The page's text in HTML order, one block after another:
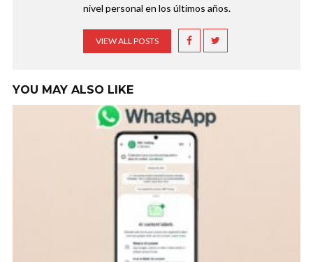
nivel personal en los últimos años.
VIEW ALL POSTS
YOU MAY ALSO LIKE